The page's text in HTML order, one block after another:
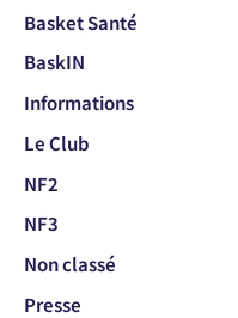
Basket Santé
BaskIN
Informations
Le Club
NF2
NF3
Non classé
Presse